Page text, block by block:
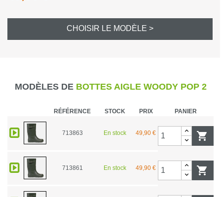
CHOISIR LE MODÈLE >
MODÈLES DEBOTTES AIGLE WOODY POP 2
RÉFÉRENCE STOCK PRIX PANIER
713863 En stock 49,90 € 
713861 En stock 49,90 € 